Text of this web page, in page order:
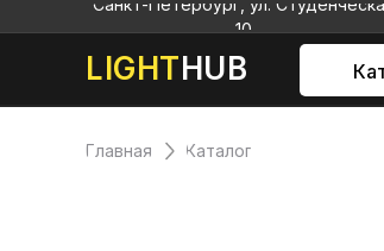
LIGHTHUB
Санкт-Петербург, ул.
10
Каталог
Главная